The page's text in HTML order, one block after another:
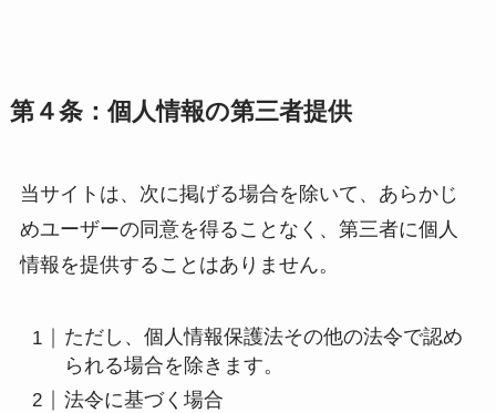
第４条：個人情報の第三者提供
当サイトは、次に掲げる場合を除いて、あらかじ
めユーザーの同意を得ることなく、第三者に個人
情報を提供することはありません。
ただし、個人情報保護法その他の法令で認め
られる場合を除きます。
法令に基づく場合